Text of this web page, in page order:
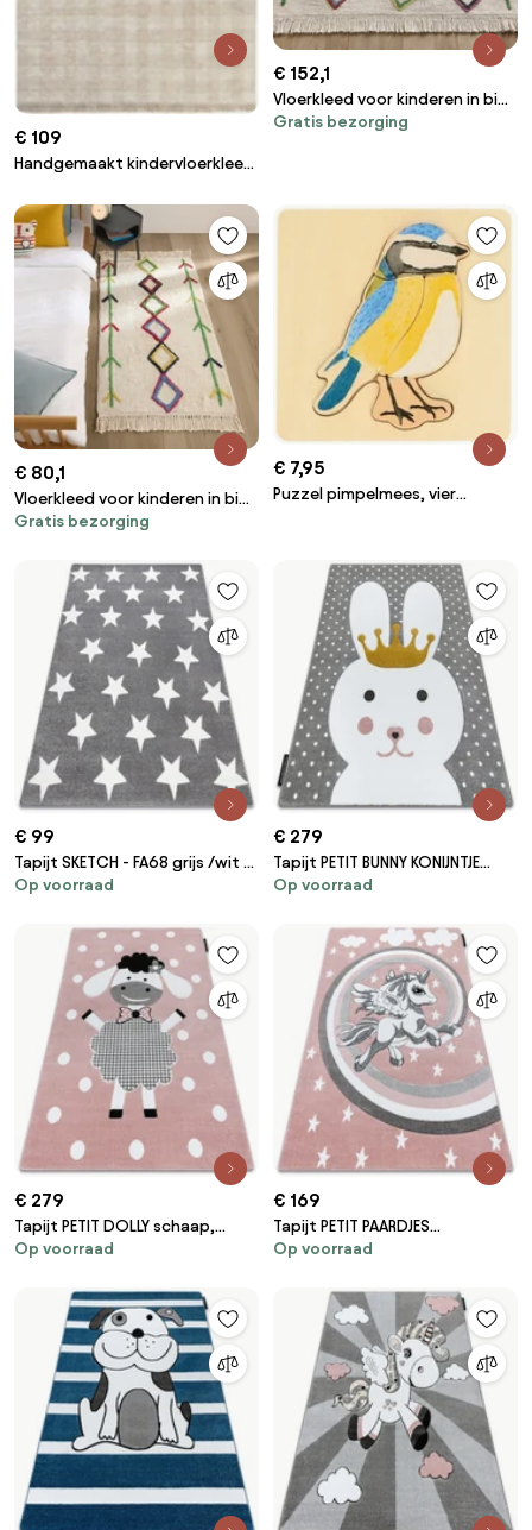
€ 109
Handgemaakt kindervloerkleed
€ 152,1
Vloerkleed voor kinderen in bio
katoen, Berberstijl, Dybala
Gratis bezorging
€ 80,1
Vloerkleed voor kinderen in bio
katoen, Berberstijl, Dybala
Gratis bezorging
€ 7,95
Puzzel pimpelmees, vier
€ 99
Tapijt SKETCH - FA68 grijs /wit -
Sterretje
Op voorraad
€ 279
Tapijt PETIT BUNNY KONIJNTJE
KONIJN grijskleuring
Op voorraad
€ 279
Tapijt PETIT DOLLY schaap,
lammetje rozekleuring
Op voorraad
€ 169
Tapijt PETIT PAARDJES
rozekleuring
Op voorraad